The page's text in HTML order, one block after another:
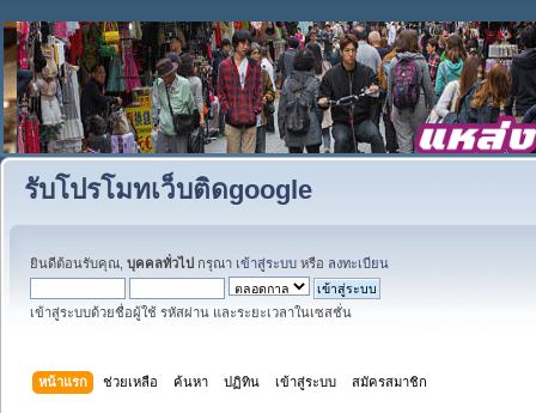
รับโปรโมทเว็บติดgoogle
ยินดีต้อนรับคุณ, บุคคลทั่วไป กรุณา เข้าสู่ระบบ หรือ ลงทะเบียน
เข้าสู่ระบบด้วยชื่อผู้ใช้ รหัสผ่าน และระยะเวลาในเซสชั่น
หน้าแรก ช่วยเหลือ ค้นหา ปฏิทิน เข้าสู่ระบบ สมัครสมาชิก